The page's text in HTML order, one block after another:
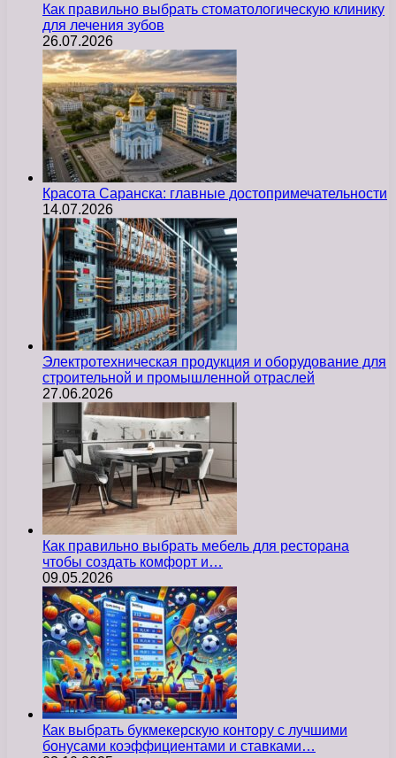
Как правильно выбрать стоматологическую клинику
для лечения зубов
26.07.2026
Красота Саранска: главные достопримечательности
14.07.2026
Электротехническая продукция и оборудование для
строительной и промышленной отраслей
27.06.2026
Как правильно выбрать мебель для ресторана
чтобы создать комфорт и…
09.05.2026
Как выбрать букмекерскую контору с лучшими
бонусами коэффициентами и ставками…